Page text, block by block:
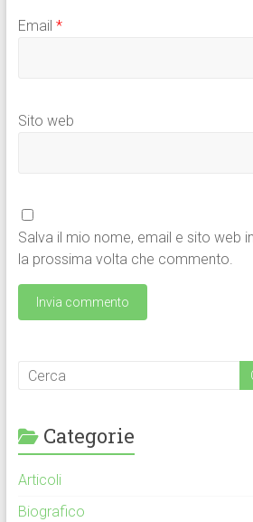
Email *
Sito web
Salva il mio nome, email e sito web
la prossima volta che commento.
Categorie
Articoli
Biografico